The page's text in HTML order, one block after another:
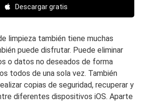
Descargar gratis
limpieza también tiene muchas
puede disfrutar. Puede eliminar
o datos no deseados de forma
todos de una sola vez. También
copias de seguridad, recuperar y
diferentes dispositivos iOS. Aparte